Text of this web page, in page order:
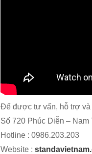
Để được tư vấn, hỗ trợ và
Số 720 Phúc Diễn –
Hotline : 0986.203.203
Website :